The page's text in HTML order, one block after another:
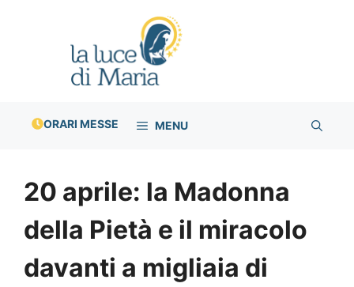
ORARI MESSE MENU
20 aprile: la Madonna
della Pietà e il miracolo
davanti a migliaia di